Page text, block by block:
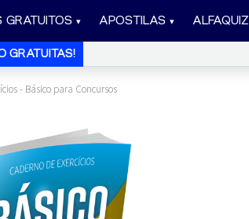
GRATUITOS APOSTILAS ALFAQUIZ
GRATUITAS!
- Básico para Concursos